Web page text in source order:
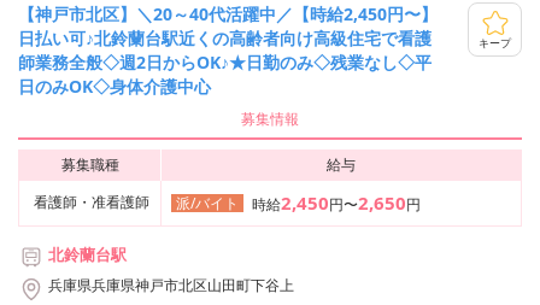
【神戸市北区】＼20～40代活躍中／【時給2,450円〜】
日払い可♪北鈴蘭台駅近くの高齢者向け高級住宅で看護
師業務全般◇週2日からOK♪★日勤のみ◇残業なし◇平
日のみOK◇身体介護中心
キープ
募集情報
募集職種
給与
看護師・准看護師
派/バイト 時給2,450円〜2,650円
北鈴蘭台駅
兵庫県兵庫県神戸市北区山田町下谷上